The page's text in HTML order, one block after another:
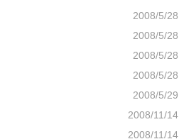
2008/5/28
2008/5/28
2008/5/28
2008/5/28
2008/5/29
2008/11/14
2008/11/14